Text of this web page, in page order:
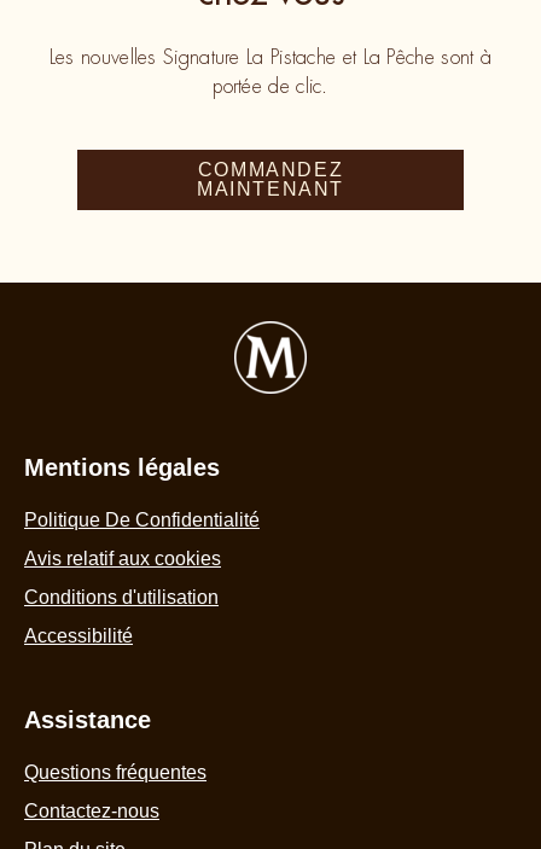
Les nouvelles Signature La Pistache et La Pêche sont à
portée de clic.
COMMANDEZ
MAINTENANT
Mentions légales
Politique De Confidentialité
Avis relatif aux cookies
Conditions d'utilisation
Accessibilité
Assistance
Questions fréquentes
Contactez-nous